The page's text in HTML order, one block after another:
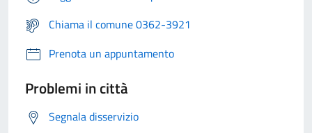
Chiama il comune 0362-3921
Prenota un appuntamento
Problemi in città
Segnala disservizio